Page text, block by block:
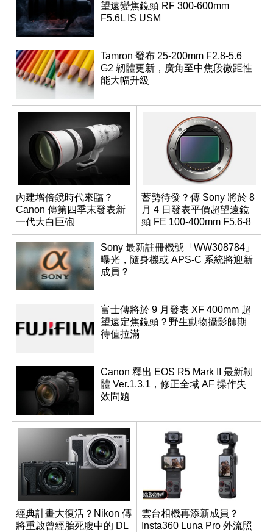
望遠變焦鏡頭 RF 300-600mm
F5.6L IS USM
Tamron 發布 25-200mm F2.8-5.6
G2 韌體更新，廣角至中焦段微距性
能大幅升級
內建增倍鏡時代來臨？
Canon 傳第四季末發表新
一代大白巨砲
蓄勢待發？傳 Sony 將於 8
月 4 日發表平價超望遠鏡
頭 FE 100-400mm F5.6-8
Sony 最新註冊機號「WW308784」
曝光，隨身機或 APS-C 系統將迎新
成員？
富士傳將於 9 月發表 XF 400mm 超
望遠定焦鏡頭？野生動物攝影師期
待值拉滿
Canon 釋出 EOS R5 Mark II 最新韌
體 Ver.1.3.1，修正全域 AF 操作失
效問題
經典計畫大復活？Nikon 傳
將重啟曾經胎死腹中的 DL
雲台相機再添新成員？
Insta360 Luna Pro 外流照